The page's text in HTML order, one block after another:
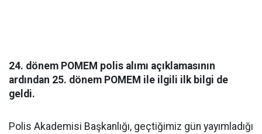
24. dönem POMEM polis alımı açıklamasının
ardından 25. dönem POMEM ile ilgili ilk bilgi de
geldi.
Polis Akademisi Başkanlığı, geçtiğimiz gün yayımladığı